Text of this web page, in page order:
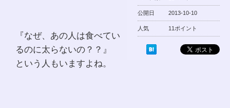
公開日 2013-10-10
人気 11ポイント
『なぜ、あの人は食べてい
るのに太らないの？？』
という人もいますよね。